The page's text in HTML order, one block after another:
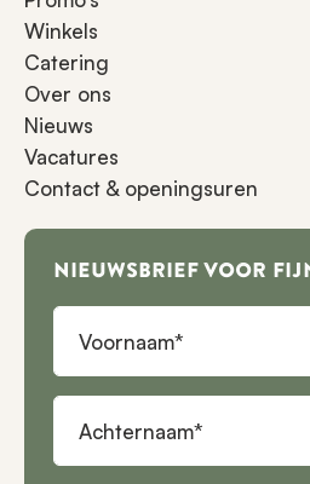
Winkels
Catering
Over ons
Nieuws
Vacatures
Contact & openingsuren
NIEUWSBRIEF VOOR
Voornaam
Achternaam